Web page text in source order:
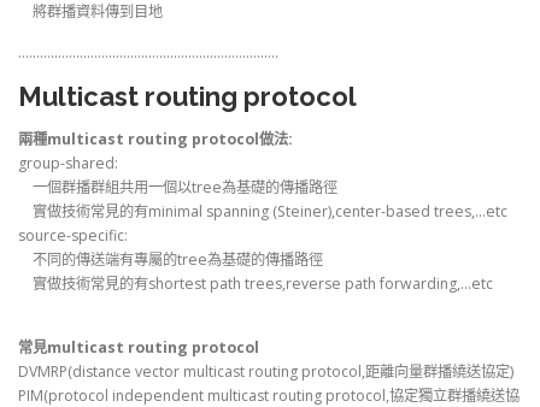
將群播資料傳到目地
………………………………………………………………
Multicast routing protocol
兩種multicast routing protocol做法:
group-shared:
一個群播群組共用一個以tree為基礎的傳播路徑
實做技術常見的有minimal spanning (Steiner),center-based trees,…etc
source-specific:
不同的傳送端有專屬的tree為基礎的傳播路徑
實做技術常見的有shortest path trees,reverse path forwarding,…etc
常見multicast routing protocol
DVMRP(distance vector multicast routing protocol,距離向量群播繞送協定)
PIM(protocol independent multicast routing protocol,協定獨立群播繞送協